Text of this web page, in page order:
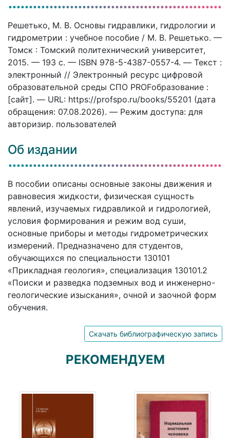
Решетько, М. В. Основы гидравлики, гидрологии и
гидрометрии : учебное пособие / М. В. Решетько. —
Томск : Томский политехнический университет,
2015. — 193 c. — ISBN 978-5-4387-0557-4. — Текст :
электронный // Электронный ресурс цифровой
образовательной среды СПО PROFобразование :
[сайт]. — URL: https://profspo.ru/books/55201 (дата
обращения: 07.08.2026). — Режим доступа: для
авторизир. пользователей
Об издании
В пособии описаны основные законы движения и
равновесия жидкости, физическая сущность
явлений, изучаемых гидравликой и гидрологией,
условия формирования и режим вод суши,
основные приборы и методы гидрометрических
измерений. Предназначено для студентов,
обучающихся по специальности 130101
«Прикладная геология», специализация 130101.2
«Поиски и разведка подземных вод и инженерно-
геологические изыскания», очной и заочной форм
обучения.
Скачать библиографическую запись
РЕКОМЕНДУЕМ